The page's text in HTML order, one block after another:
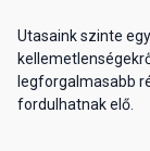
Utasaink szinte
legforgalmasabb
fordulhatnak elő.